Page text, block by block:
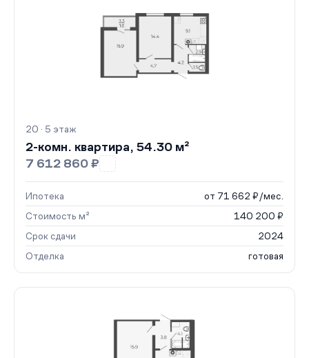
20 · 5 этаж
2-комн. квартира, 54.30 м²
7 612 860 ₽
Ипотека
от 71 662 ₽/мес.
Стоимость м²
140 200 ₽
Срок сдачи
2024
Отделка
готовая